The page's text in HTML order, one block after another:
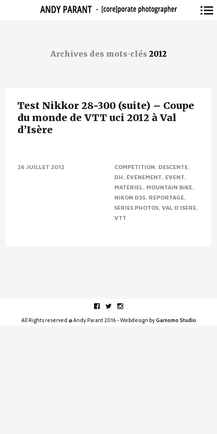
Archives des mots-clés 2012
Test Nikkor 28-300 (suite) – Coupe
du monde de VTT uci 2012 à Val
d’Isère
monde de VTT à Val d’Isère. Pour se faire, afin d’être léger
26 JUILLET 2012 COMPÉTITION DESCENTE
DH ÉVÉNEMENT EVENT
MATÉRIEL MOUNTAIN BIKE
NIKON D3S REPORTAGE
SERIES PHOTOS VAL D'ISÈRE
VTT
Facebook
Twitter
All Rights reserved @ Andy Parant 2016 - Webdesign byGarnomo Studio